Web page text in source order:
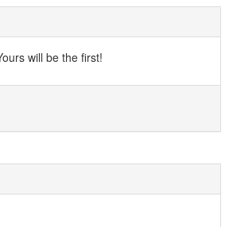
will be the first!